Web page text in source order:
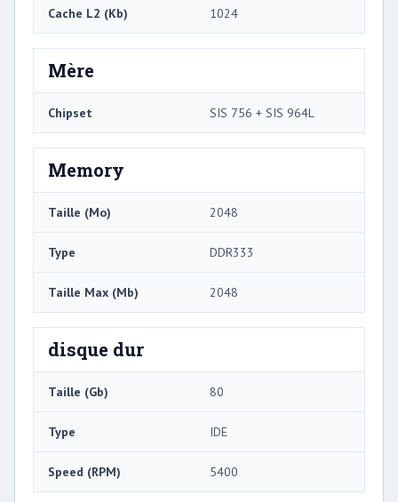
Cache L2 (Kb) 1024
Mère
Chipset SIS 756 + SIS 964L
Memory
Taille (Mo) 2048
Type DDR333
Taille Max (Mb) 2048
disque dur
Taille (Gb) 80
Type IDE
Speed ​​(RPM) 5400